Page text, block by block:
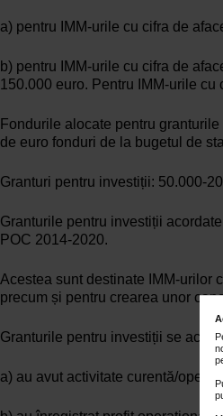
a) pentru IMM-urile cu cifra de
b) pentru IMM-urile cu cifra de
150.000 euro. Pentru IMM-urile
Fondurile alocate pentru
de euro fonduri de la bugetul de
Granturi pentru investiții: 50.000-
Granturile pentru investiții
POC 2014-2020.
Acestea sunt destinate IMM-urilor
precum și pentru crearea unor
Granturile pentru investiții se
a) au avut activitate curentă/